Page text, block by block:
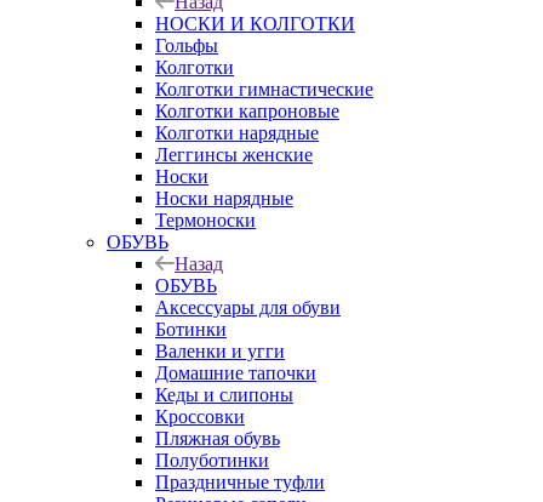
НОСКИ И КОЛГОТКИ
Гольфы
Колготки
Колготки гимнастические
Колготки капроновые
Колготки нарядные
Леггинсы женские
Носки
Носки нарядные
Термоноски
ОБУВЬ
Назад
ОБУВЬ
Аксессуары для обуви
Ботинки
Валенки и угги
Домашние тапочки
Кеды и слипоны
Кроссовки
Пляжная обувь
Полуботинки
Праздничные туфли